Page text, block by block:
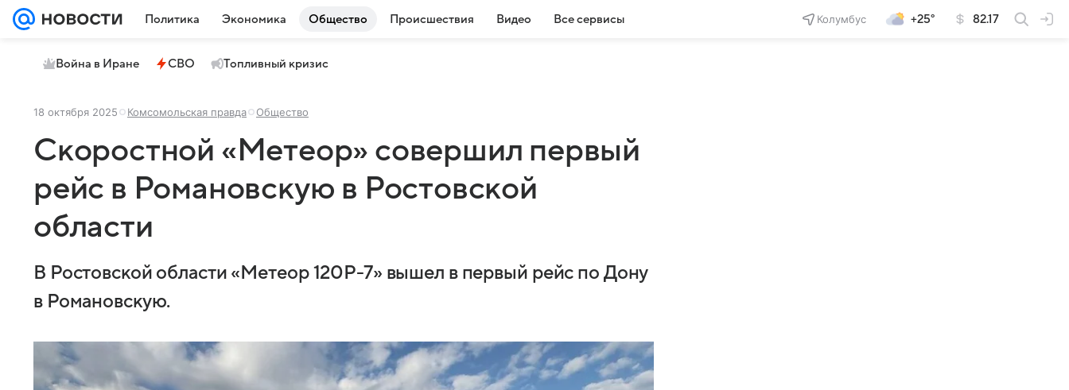
Политика Экономика Общество Происшествия Видео Все сервисы Колумбус +25° 82.17
Война в Иране СВО Топливный кризис
18 октября 2025 Комсомольская правда Общество
Скоростной «Метеор» совершил первый
рейс в Романовскую в Ростовской
области
В Ростовской области «Метеор 120Р-7» вышел в первый рейс по Дону
в Романовскую.